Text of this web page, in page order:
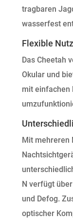
tragbaren
wasserfest
Flexible
Das Cheetah
Okular und
mit einfachen
Mit mehreren
N verfügt
und Defog.
optischer